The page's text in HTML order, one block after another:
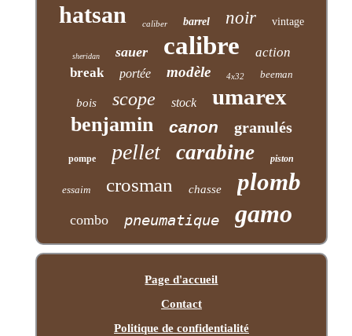
hatsan caliber barrel noir vintage
sheridan sauer calibre
action
break
portée modèle 4x32 beeman
bois scope stock umarex
benjamin canon granulés
pompe pellet carabine piston
essaim crosman chasse plomb
combo pneumatique gamo
Page d'accueil
Contact
Politique de confidentialité